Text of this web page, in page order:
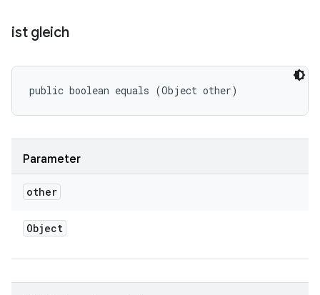
ist gleich
public boolean equals (Object other)
Parameter
other
Object